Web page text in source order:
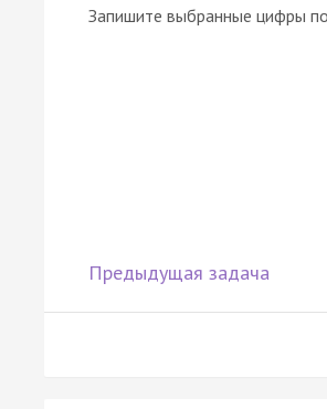
Запишите выбранные цифры
Предыдущая задача